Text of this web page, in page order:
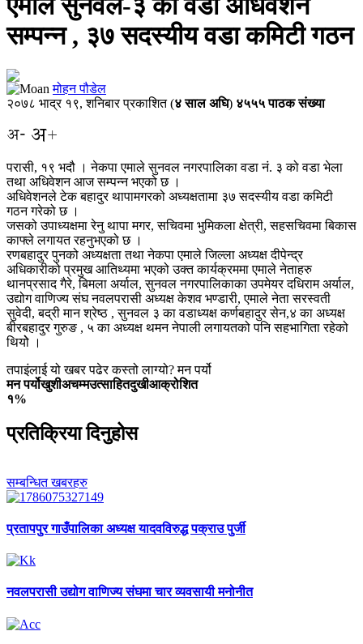
एमाले सुनवल-३ को वडा अधिवेशन
सम्पन्न , ३७ सदस्यीय वडा कमिटी गठन
मोहन पौडेल
२०७८ भाद्र १९, शनिबार प्रकाशित (४साल अघि) ४५५५ पाठक संख्या
परासी, १९ भदौ । नेकपा एमाले सुनवल नगरपालिका वडा नं. ३ को वडा भेला
तथा अधिवेशन आज सम्पन्न भएको छ ।
अधिवेशनले टेक बहादुर थापामगरको अध्यक्षतामा ३७ सदस्यीय वडा कमिटी
गठन गरेको छ ।
जसको उपाध्यक्षमा रेनु थापा मगर, सचिवमा भुमिकला क्षेत्री, सहसचिवमा बिकास
काफ्ले लगायत रहनुभएको छ ।
रणबहादुर पुनको अध्यक्षता तथा नेकपा एमाले जिल्ला अध्यक्ष दीपेन्द्र
अधिकारीको प्रमुख आतिथ्यमा भएको उक्त कार्यक्रममा एमाले नेताहरु
थानप्रसाद गैरे, बिमला अर्याल, सुनवल नगरपालिकाका उपमेयर दधिराम अर्याल,
उद्योग वाणिज्य संघ नवलपरासी अध्यक्ष केशव भण्डारी, एमाले नेता सरस्वती
सुवेदी, बद्री मान श्रेष्ठ , सुनवल ३ का वडाध्यक्ष कर्णबहादुर सेन,४ का अध्यक्ष
बीरबहादुर गुरुङ , ५ का अध्यक्ष थमन नेपाली लगायतको पनि सहभागिता रहेको
थियोे ।
तपाइंलाई यो खबर पढेर कस्तो लाग्यो? मन पर्यो
मन पर्योखुशीअचम्मउत्साहितदुखीआक्रोशित
१%
प्रतिक्रिया दिनुहोस
सम्बन्धित खबरहरु
प्रतापपुरगाउँपालिका अध्यक्ष यादवविरुद्ध पक्राउ पुर्जी
नवलपरासीउद्योग वाणिज्य संघमा चार व्यवसायी मनोनीत